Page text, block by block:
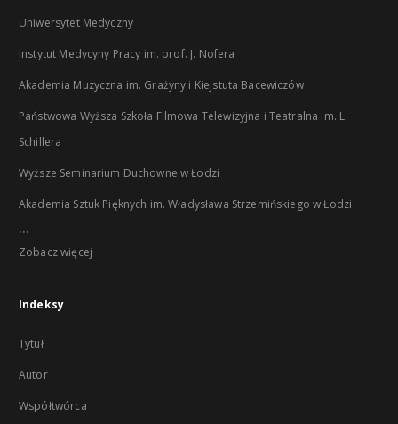
Uniwersytet Medyczny
Instytut Medycyny Pracy im. prof. J. Nofera
Akademia Muzyczna im. Grażyny i Kiejstuta Bacewiczów
Państwowa Wyższa Szkoła Filmowa Telewizyjna i Teatralna im. L.
Schillera
Wyższe Seminarium Duchowne w Łodzi
Akademia Sztuk Pięknych im. Władysława Strzemińskiego w Łodzi
...
Zobacz więcej
Indeksy
Tytuł
Autor
Współtwórca